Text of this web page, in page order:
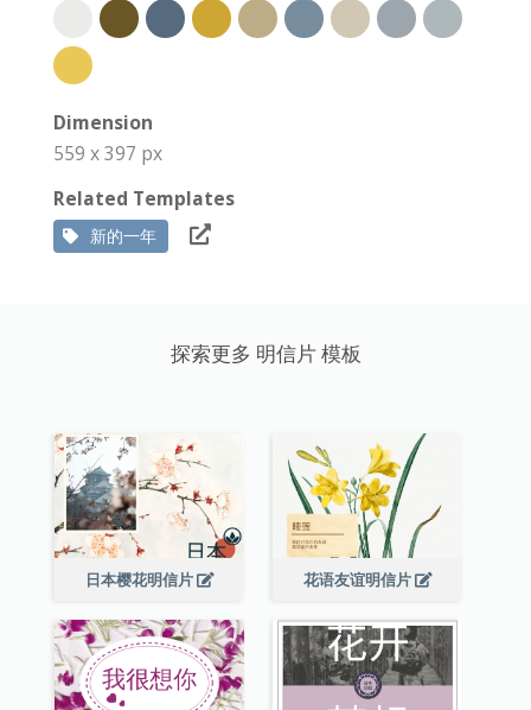
Dimension
559 x 397 px
Related Templates
新的一年
探索更多 明信片 模板
日本樱花明信片 花语友谊明信片